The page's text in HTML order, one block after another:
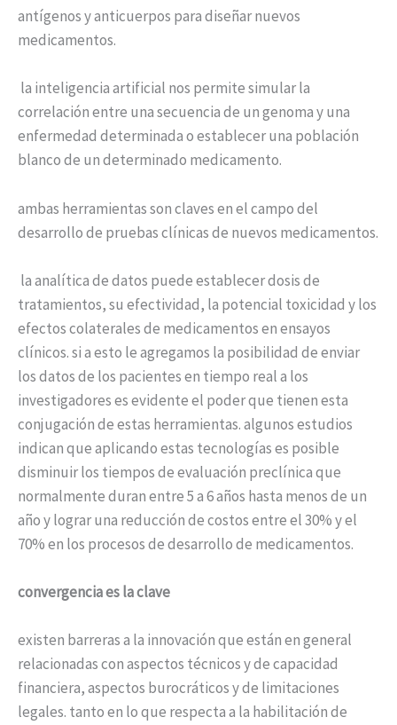
antígenos y anticuerpos para diseñar nuevos
medicamentos.
la inteligencia artificial nos permite simular la
correlación entre una secuencia de un genoma y una
enfermedad determinada o establecer una población
blanco de un determinado medicamento.
ambas herramientas son claves en el campo del
desarrollo de pruebas clínicas de nuevos medicamentos.
la analítica de datos puede establecer dosis de
tratamientos, su efectividad, la potencial toxicidad y los
efectos colaterales de medicamentos en ensayos
clínicos. si a esto le agregamos la posibilidad de enviar
los datos de los pacientes en tiempo real a los
investigadores es evidente el poder que tienen esta
conjugación de estas herramientas. algunos estudios
indican que aplicando estas tecnologías es posible
disminuir los tiempos de evaluación preclínica que
normalmente duran entre 5 a 6 años hasta menos de un
año y lograr una reducción de costos entre el 30% y el
70% en los procesos de desarrollo de medicamentos.
convergencia es la clave
existen barreras a la innovación que están en general
relacionadas con aspectos técnicos y de capacidad
financiera, aspectos burocráticos y de limitaciones
legales. tanto en lo que respecta a la habilitación de